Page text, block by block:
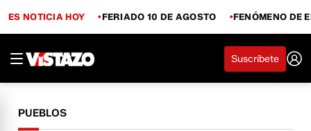
ES NOTICIA HOY FERIADO 10 DE AGOSTO FENÓMENO DE
Suscríbete
PUEBLOS